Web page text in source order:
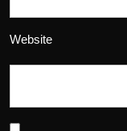
Website